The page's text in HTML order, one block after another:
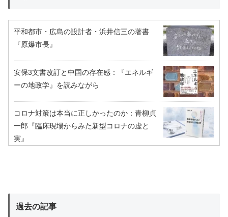
平和都市・広島の設計者・浜井信三の著書
『原爆市長』
安保3文書改訂と中国の存在感：『エネルギ
ーの地政学』を読みながら
コロナ対策は本当に正しかったのか：青柳貞
一郎『臨床現場からみた新型コロナの虚と
実』
過去の記事